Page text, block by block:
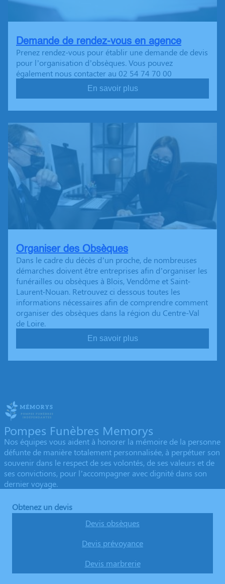
Demande de rendez-vous en agence
Prenez rendez-vous pour établir une demande de devis
pour l’organisation d’obsèques. Vous pouvez
également nous contacter au 02 54 74 70 00
En savoir plus
Organiser des Obsèques
Dans le cadre du décès d’un proche, de nombreuses
démarches doivent être entreprises afin d’organiser les
funérailles ou obsèques à Blois, Vendôme et Saint-
Laurent-Nouan. Retrouvez ci dessous toutes les
informations nécessaires afin de comprendre comment
organiser des obsèques dans la région du Centre-Val
de Loire.
En savoir plus
Pompes Funèbres Memorys
Nos équipes vous aident à honorer la mémoire de la personne
défunte de manière totalement personnalisée, à perpétuer son
souvenir dans le respect de ses volontés, de ses valeurs et de
ses convictions, pour l’accompagner avec dignité dans son
dernier voyage.
Obtenez un devis
Devis obsèques
Devis prévoyance
Devis marbrerie